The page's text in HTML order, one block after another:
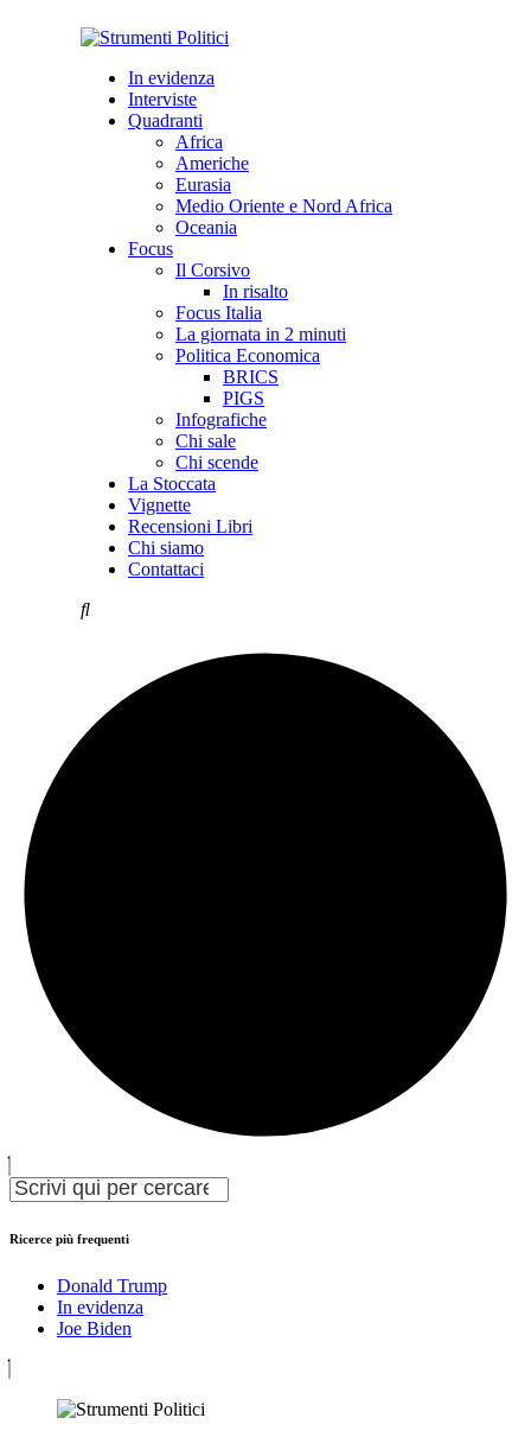
In evidenza
Interviste
Quadranti
Africa
Americhe
Eurasia
Medio Oriente e Nord Africa
Oceania
Focus
Il Corsivo
In risalto
Focus Italia
La giornata in 2 minuti
Politica Economica
BRICS
PIGS
Infografiche
Chi sale
Chi scende
La Stoccata
Vignette
Recensioni Libri
Chi siamo
Contattaci
Ricerce più frequenti
Donald Trump
In evidenza
Joe Biden